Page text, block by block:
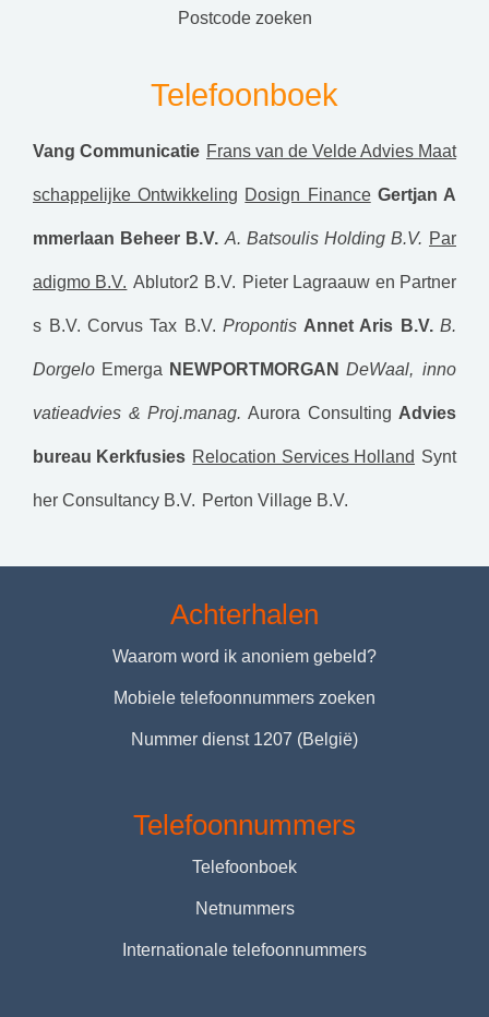
postcode zoeken
Telefoonboek
Vang Communicatie Frans van de Velde Advies Maat
schappelijke Ontwikkeling Dosign Finance Gertjan A
mmerlaan Beheer B.V. A. Batsoulis Holding B.V. Par
adigmo B.V. Ablutor2 B.V. Pieter Lagraauw en Partner
s B.V. Corvus Tax B.V. Propontis Annet Aris B.V. B.
Dorgelo Emerga NEWPORTMORGAN DeWaal, inno
vatieadvies & Proj.manag. Aurora Consulting Advies
bureau Kerkfusies Relocation Services Holland Synt
her Consultancy B.V. Perton Village B.V.
Achterhalen
Waarom word ik anoniem gebeld?
Mobiele telefoonnummers zoeken
Nummer dienst 1207 (België)
Telefoonnummers
Telefoonboek
Netnummers
Internationale telefoonnummers